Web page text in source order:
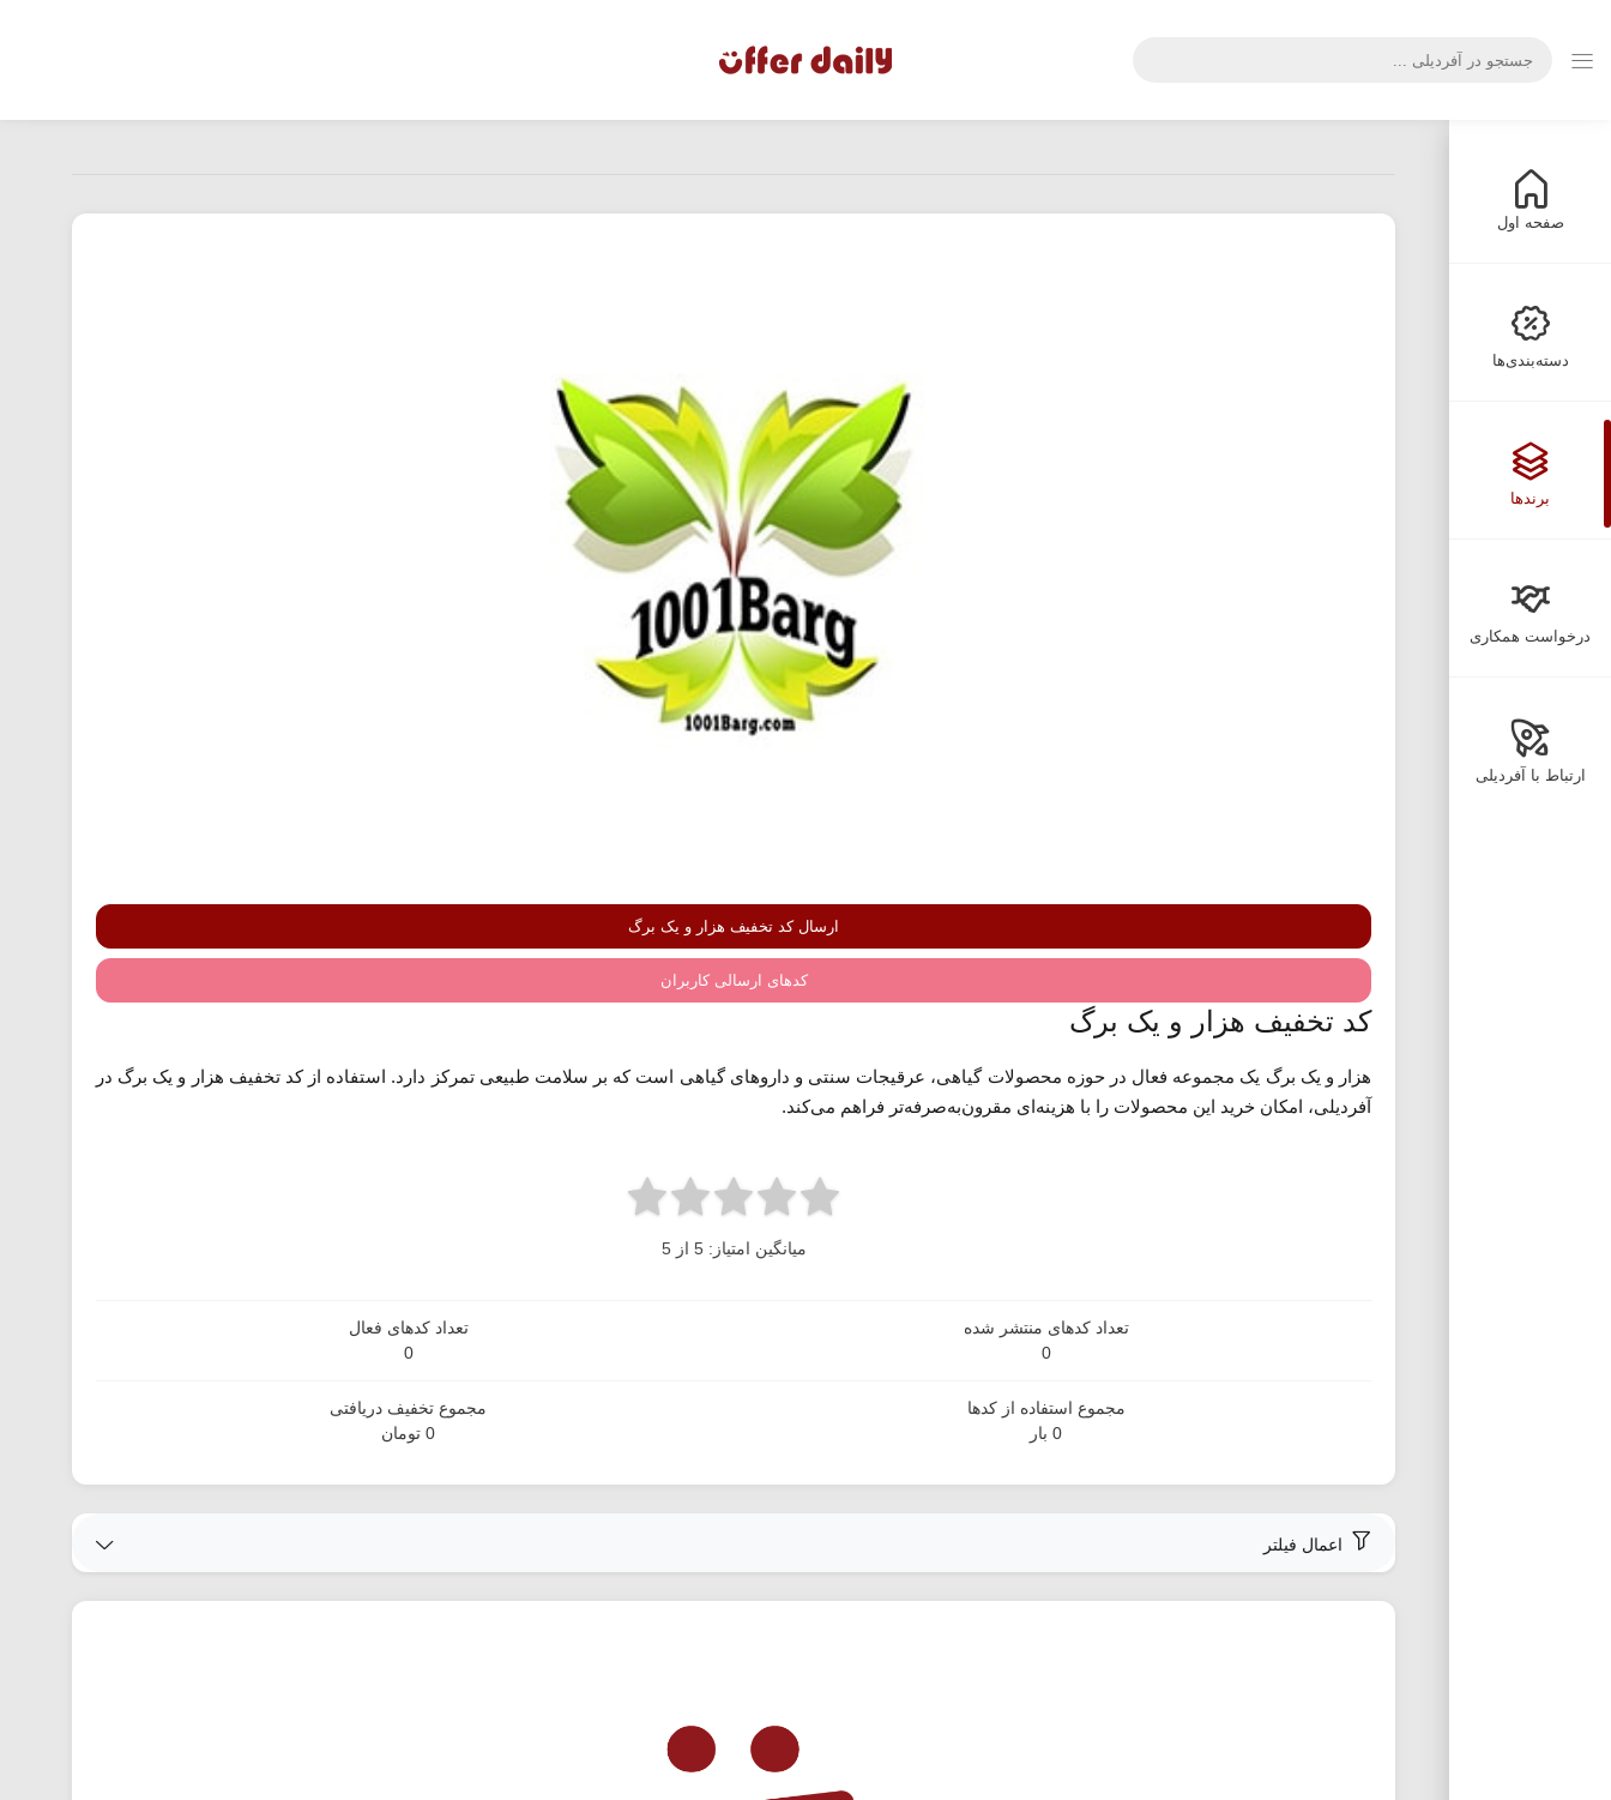
صفحه اول
دسته‌بندی‌ها
برندها
درخواست همکاری
ارتباط با آفردیلی
ارسال کد تخفیف هزار و یک برگ
کدهای ارسالی کاربران
کد تخفیف هزار و یک برگ
هزار و یک برگ یک مجموعه فعال در حوزه محصولات گیاهی، عرقیجات سنتی و داروهای گیاهی است که بر سلامت طبیعی تمرکز دارد. استفاده از کد تخفیف هزار و یک برگ در
آفردیلی، امکان خرید این محصولات را با هزینه‌ای مقرون‌به‌صرفه‌تر فراهم می‌کند.
میانگین امتیاز: 5 از 5
تعداد کدهای منتشر شده
0
تعداد کدهای فعال
0
مجموع استفاده از کدها
0 بار
مجموع تخفیف دریافتی
0 تومان
اعمال فیلتر